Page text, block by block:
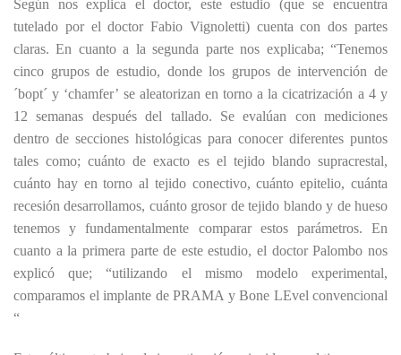
Según nos explica el doctor, este estudio (que se encuentra
tutelado por el doctor Fabio Vignoletti) cuenta con dos partes
claras. En cuanto a la segunda parte nos explicaba; “Tenemos
cinco grupos de estudio, donde los grupos de intervención de
´bopt´ y ‘chamfer’ se aleatorizan en torno a la cicatrización a 4 y
12 semanas después del tallado. Se evalúan con mediciones
dentro de secciones histológicas para conocer diferentes puntos
tales como; cuánto de exacto es el tejido blando supracrestal,
cuánto hay en torno al tejido conectivo, cuánto epitelio, cuánta
recesión desarrollamos, cuánto grosor de tejido blando y de hueso
tenemos y fundamentalmente comparar estos parámetros. En
cuanto a la primera parte de este estudio, el doctor Palombo nos
explicó que; “utilizando el mismo modelo experimental,
comparamos el implante de PRAMA y Bone LEvel convencional
“